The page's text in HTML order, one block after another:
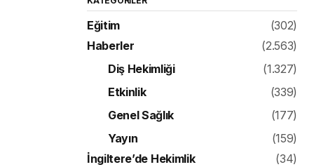
Eğitim
(302)
Haberler
(2.563)
Diş Hekimliği
(1.327)
Etkinlik
(339)
Genel Sağlık
(177)
Yayın
(159)
İngiltere’de Hekimlik
(34)